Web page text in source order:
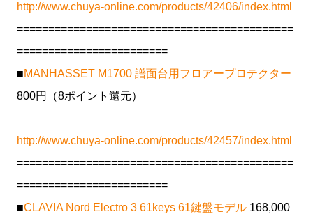
http://www.chuya-online.com/products/42406/index.html
============================================
========================
■MANHASSET M1700 譜面台用フロアープロテクター
800円（8ポイント還元）
http://www.chuya-online.com/products/42457/index.html
============================================
========================
■CLAVIA Nord Electro 3 61keys 61鍵盤モデル 168,000